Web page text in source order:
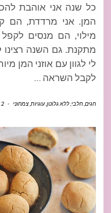
כל שנה אני אוהבת
המן. אני מרדדת, הם
מילוי, הם מנסים לקפל
מתקנת. גם השנה
לי לגוון עם אוזני המן
לקבל השראה …
חגים חלבי ללא גלוטן ,עוגיות צמחוני - 2 תגובות